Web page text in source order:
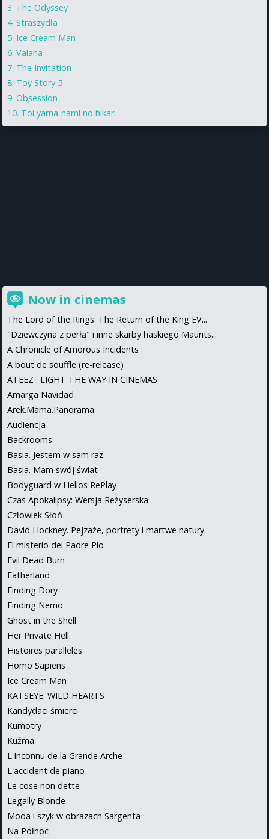
The Odyssey
Straszydła
Ice Cream Man
Vaiana
The Invitation
Toy Story 5
Obsession
Toi yama-nami no hikari
Now in cinemas
The Lord of the Rings: The Return of the King EV...
"Dziewczyna z perłą" i inne skarby haskiego Maurits...
A Chronicle of Amorous Incidents
A bout de souffle (re-release)
ATEEZ : LIGHT THE WAY IN CINEMAS
Amarga Navidad
Arek.Mama.Panorama
Audiencja
Backrooms
Basia. Jestem w sam raz
Basia. Mam swój świat
Bodyguard w Helios RePlay
Czas Apokalipsy: Wersja Reżyserska
Człowiek Słoń
David Hockney. Pejzaże, portrety i martwe natury
El misterio del Padre Pío
Evil Dead Burn
Fatherland
Finding Dory
Finding Nemo
Ghost in the Shell
Her Private Hell
Histoires paralleles
Homo Sapiens
Ice Cream Man
KATSEYE: WILD HEARTS
Kandydaci śmierci
Kumotry
Kuźma
L'Inconnu de la Grande Arche
L'accident de piano
Le cose non dette
Legally Blonde
Moda i szyk w obrazach Sargenta
Na Północ